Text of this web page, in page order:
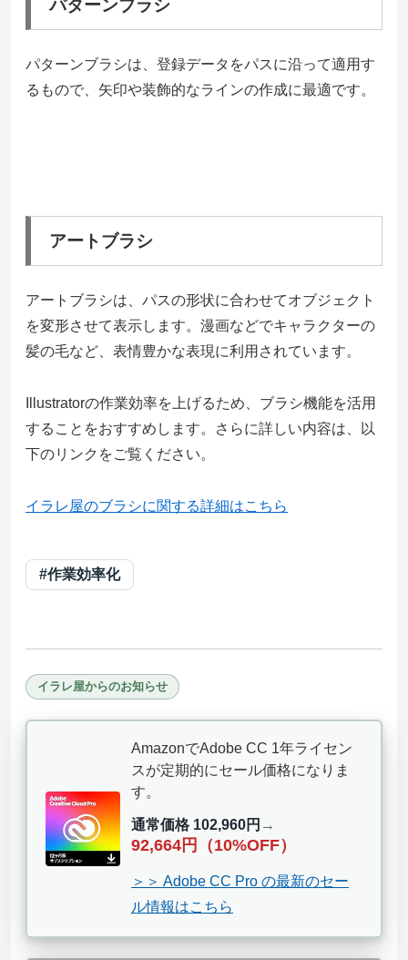
パターンブラシ
パターンブラシは、登録データをパスに沿って適用す
るもので、矢印や装飾的なラインの作成に最適です。
アートブラシ
アートブラシは、パスの形状に合わせてオブジェクト
を変形させて表示します。漫画などでキャラクターの
髪の毛など、表情豊かな表現に利用されています。
Illustratorの作業効率を上げるため、ブラシ機能を活用
することをおすすめします。さらに詳しい内容は、以
下のリンクをご覧ください。
イラレ屋のブラシに関する詳細はこちら
#作業効率化
イラレ屋からのお知らせ
AmazonでAdobe CC 1年ライセン
スが定期的にセール価格になりま
す。
通常価格 102,960円 →
92,664円（10%OFF）
＞＞ Adobe CC Pro の最新のセー
ル情報はこちら